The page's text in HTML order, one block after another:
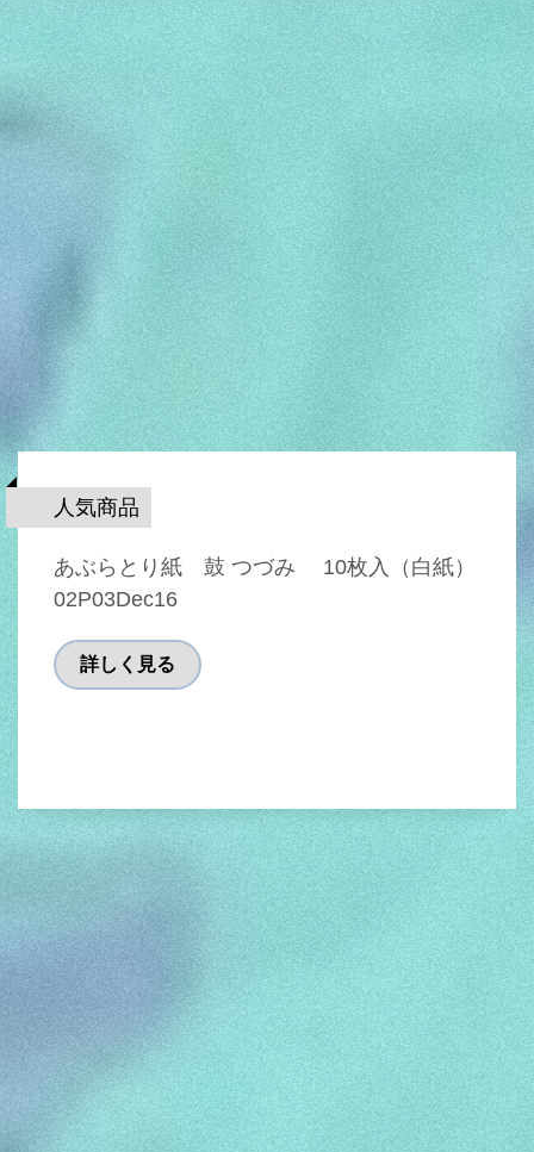
人気商品
あぶらとり紙 鼓 つづみ 10枚入（白紙）
02P03Dec16
詳しく見る